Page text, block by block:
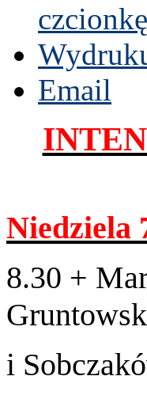
czcionkę
Email
Niedziela
8.30 +
i